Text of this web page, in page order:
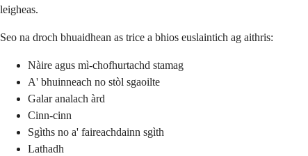
leigheas.
Seo na droch bhuaidhean as trice a bhios euslaintich ag aithris:
Nàire agus mì-chofhurtachd stamag
A' bhuinneach no stòl sgaoilte
Galar analach àrd
Cinn-cinn
Sgìths no a' faireachdainn sgìth
Lathadh